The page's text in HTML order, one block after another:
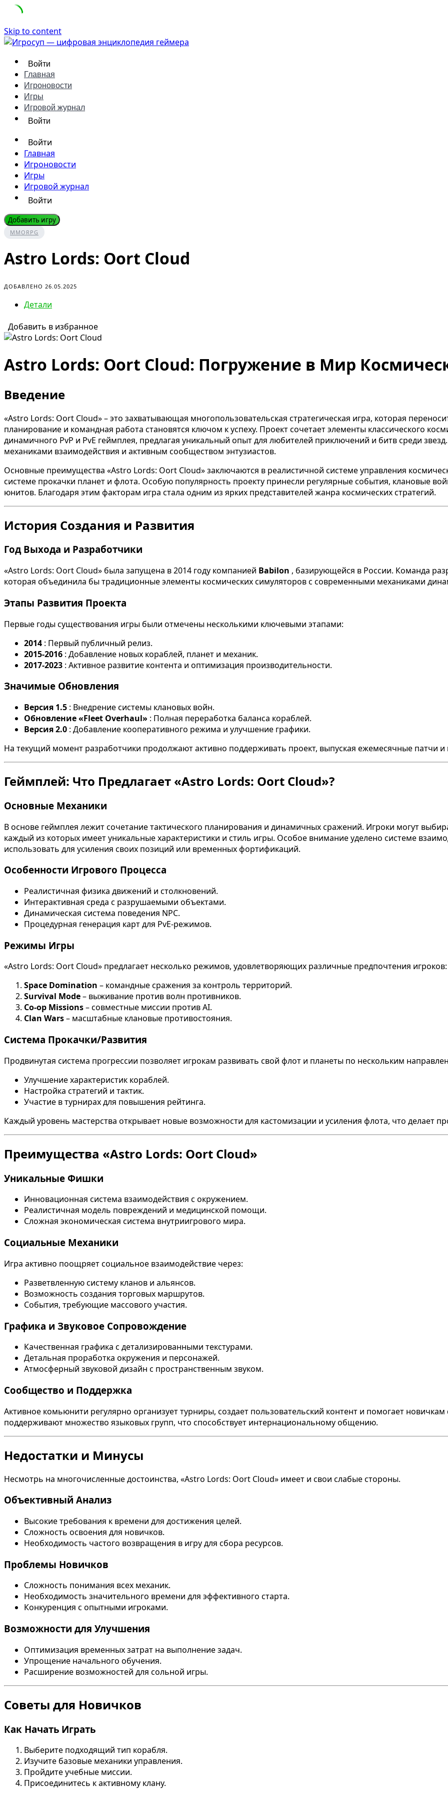
Skip to content
Войти
Главная
Игроновости
Игры
Игровой журнал
Войти
Войти
Главная
Игроновости
Игры
Игровой журнал
Войти
Добавить игру
MMORPG
Astro Lords: Oort Cloud
ДОБАВЛЕНО 26.05.2025
Детали
Добавить в избранное
Astro Lords: Oort Cloud: Погружение в Мир
Введение
«Astro Lords: Oort Cloud» – это захватывающая многопользовательская стратегическая игра, которая
планирование и командная работа становятся ключом к успеху. Проект сочетает элементы классического
динамичного PvP и PvE геймплея, предлагая уникальный опыт для любителей приключений и битв среди
механиками взаимодействия и активным сообществом энтузиастов.
Основные преимущества «Astro Lords: Oort Cloud» заключаются в реалистичной системе управления
системе прокачки планет и флота. Особую популярность проекту принесли регулярные события, клановые
юнитов. Благодаря этим факторам игра стала одним из ярких представителей жанра космических стратегий.
История Создания и Развития
Год Выхода и Разработчики
«Astro Lords: Oort Cloud» была запущена в 2014 году компанией Babilon , базирующейся в России. Команда
которая объединила бы традиционные элементы космических симуляторов с современными механиками
Этапы Развития Проекта
Первые годы существования игры были отмечены несколькими ключевыми этапами:
2014 : Первый публичный релиз.
2015-2016 : Добавление новых кораблей, планет и механик.
2017-2023 : Активное развитие контента и оптимизация производительности.
Значимые Обновления
Версия 1.5 : Внедрение системы клановых войн.
Обновление «Fleet Overhaul» : Полная переработка баланса кораблей.
Версия 2.0 : Добавление кооперативного режима и улучшение графики.
На текущий момент разработчики продолжают активно поддерживать проект, выпуская ежемесячные патчи
Геймплей: Что Предлагает «Astro Lords: Oort Cloud»?
Основные Механики
В основе геймплея лежит сочетание тактического планирования и динамичных сражений. Игроки могут
каждый из которых имеет уникальные характеристики и стиль игры. Особое внимание уделено системе
использовать для усиления своих позиций или временных фортификаций.
Особенности Игрового Процесса
Реалистичная физика движений и столкновений.
Интерактивная среда с разрушаемыми объектами.
Динамическая система поведения NPC.
Процедурная генерация карт для PvE-режимов.
Режимы Игры
«Astro Lords: Oort Cloud» предлагает несколько режимов, удовлетворяющих различные предпочтения игроков:
Space Domination – командные сражения за контроль территорий.
Survival Mode– выживание против волн противников.
Co-op Missions– совместные миссии против AI.
Clan Wars– масштабные клановые противостояния.
Система Прокачки/Развития
Продвинутая система прогрессии позволяет игрокам развивать свой флот и планеты по нескольким
Улучшение характеристик кораблей.
Настройка стратегий и тактик.
Участие в турнирах для повышения рейтинга.
Каждый уровень мастерства открывает новые возможности для кастомизации и усиления флота, что делает
Преимущества «Astro Lords: Oort Cloud»
Уникальные Фишки
Инновационная система взаимодействия с окружением.
Реалистичная модель повреждений и медицинской помощи.
Сложная экономическая система внутриигрового мира.
Социальные Механики
Игра активно поощряет социальное взаимодействие через:
Разветвленную систему кланов и альянсов.
Возможность создания торговых маршрутов.
События, требующие массового участия.
Графика и Звуковое Сопровождение
Качественная графика с детализированными текстурами.
Детальная проработка окружения и персонажей.
Атмосферный звуковой дизайн с пространственным звуком.
Сообщество и Поддержка
Активное комьюнити регулярно организует турниры, создает пользовательский контент и помогает
поддерживают множество языковых групп, что способствует интернациональному общению.
Недостатки и Минусы
Несмотрь на многочисленные достоинства, «Astro Lords: Oort Cloud» имеет и свои слабые стороны.
Объективный Анализ
Высокие требования к времени для достижения целей.
Сложность освоения для новичков.
Необходимость частого возвращения в игру для сбора ресурсов.
Проблемы Новичков
Сложность понимания всех механик.
Необходимость значительного времени для эффективного старта.
Конкуренция с опытными игроками.
Возможности для Улучшения
Оптимизация временных затрат на выполнение задач.
Упрощение начального обучения.
Расширение возможностей для сольной игры.
Советы для Новичков
Как Начать Играть
Выберите подходящий тип корабля.
Изучите базовые механики управления.
Пройдите учебные миссии.
Присоединитесь к активному клану.